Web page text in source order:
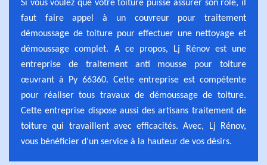
Si vous voulez que votre toiture puisse assurer son rôle, il
faut faire appel à un couvreur pour traitement
démoussage de toiture pour effectuer une nettoyage et
démoussage complet. A ce propos, Lj Rénov est une
entreprise de traitement anti mousse pour toiture
œuvrant à Py 66360. Cette entreprise est compétente
pour réaliser tous travaux de démoussage de toiture.
Cette entreprise dispose aussi des artisans traitement de
toiture qui travaillent avec efficacités. Avec, Lj Rénov,
vous bénéficier d’un service à la hauteur de vos désirs.